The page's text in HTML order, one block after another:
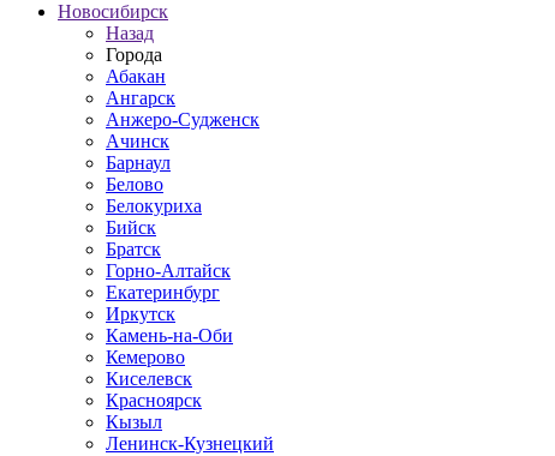
Новосибирск
Назад
Города
Абакан
Ангарск
Анжеро-Судженск
Ачинск
Барнаул
Белово
Белокуриха
Бийск
Братск
Горно-Алтайск
Екатеринбург
Иркутск
Камень-на-Оби
Кемерово
Киселевск
Красноярск
Кызыл
Ленинск-Кузнецкий